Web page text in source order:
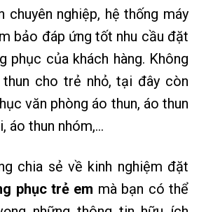
chuyên nghiệp, hệ thống máy
bảo đáp ứng tốt nhu cầu đặt
phục của khách hàng. Không
cho trẻ nhỏ, tại đây còn
văn phòng áo thun, áo thun
áo thun nhóm,…
chia sẻ về kinh nghiệm đặt
phục trẻ em mà bạn có thể